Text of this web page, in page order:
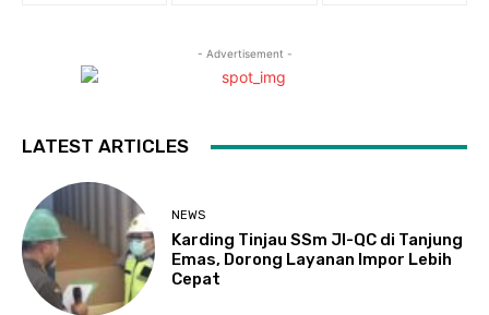
- Advertisement -
LATEST ARTICLES
NEWS
Karding Tinjau SSm JI-QC di Tanjung
Emas, Dorong Layanan Impor Lebih
Cepat